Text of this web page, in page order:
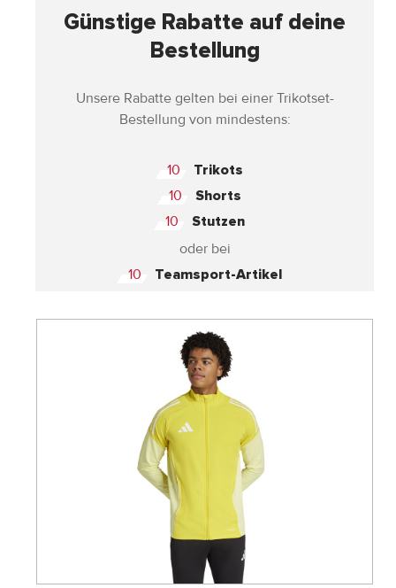
Günstige Rabatte auf deine
Bestellung
Unsere Rabatte gelten bei einer Trikotset-
Bestellung von mindestens:
10 Trikots
10 Shorts
10 Stutzen
oder bei
10
Teamsport-Artikel